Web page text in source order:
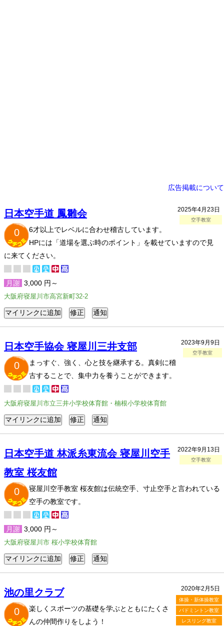
広告掲載について
2025年4月23日
空手教室
日本空手道 鳳雛会
0
6才以上でレベルに合わせ稽古しています。
HPには「道場を選ぶ時のポイント」を載せていますので見
に来てください。
月謝 3,000 円～
大阪府寝屋川市高宮新町32-2
2023年9月9日
空手教室
日本空手協会 寝屋川三井支部
0
まっすぐ、強く、心と技を継承する。真剣に稽
古することで、集中力を養うことができます。
大阪府寝屋川市立三井小学校体育館・楠根小学校体育館
2022年9月13日
空手教室
日本空手道 林派糸東流会 寝屋川空手
教室 桜友館
0
寝屋川空手教室 桜友館は伝統空手、寸止空手と言われている
空手の教室です。
月謝 3,000 円～
大阪府寝屋川市 桜小学校体育館
2020年2月5日
体操・新体操教室
バドミントン教室
レスリング教室
池の里クラブ
0
楽しくスポーツの基礎を学ぶとともにたくさ
んの仲間作りをしよう！